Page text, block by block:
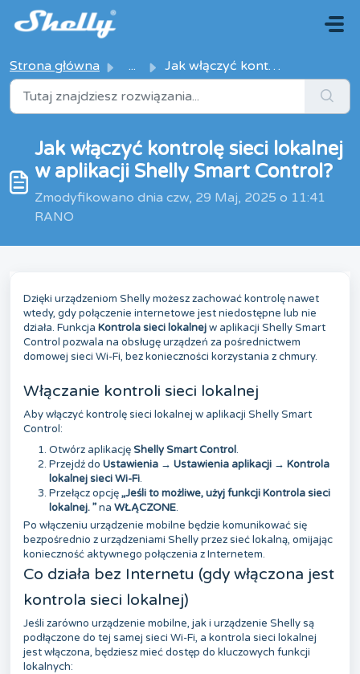
Przejdź do głównej treści
Strona główna ... Jak włączyć kontrolę sieci lokalnej w aplikacji Shelly Sm...
Jak włączyć kontrolę sieci lokalnej
w aplikacji Shelly Smart Control?
Zmodyfikowano dnia czw, 29 Maj, 2025 o 11:41
RANO
Dzięki urządzeniom Shelly możesz zachować kontrolę nawet
wtedy, gdy połączenie internetowe jest niedostępne lub nie
działa. Funkcja Kontrola sieci lokalnejw aplikacji Shelly Smart
Control pozwala na obsługę urządzeń za pośrednictwem
domowej sieci Wi-Fi, bez konieczności korzystania z chmury.
Włączanie kontroli sieci lokalnej
Aby włączyć kontrolę sieci lokalnej w aplikacji Shelly Smart
Control:
Otwórz aplikacjęShelly Smart Control.
Przejdź do Ustawienia → Ustawienia aplikacji → Kontrola
lokalnej sieci Wi-Fi.
Przełącz opcję„Jeśli to możliwe, użyj funkcji Kontrola sieci
lokalnej.”na WŁĄCZONE.
Po włączeniu urządzenie mobilne będzie komunikować się
bezpośrednio z urządzeniami Shelly przez sieć lokalną, omijając
konieczność aktywnego połączenia z Internetem.
Co działa bez Internetu (gdy włączona jest
kontrola sieci lokalnej)
Jeśli zarówno urządzenie mobilne, jak i urządzenie Shelly są
podłączone do tej samej sieci Wi-Fi, a kontrola sieci lokalnej
jest włączona, będziesz mieć dostęp do kluczowych funkcji
lokalnych: